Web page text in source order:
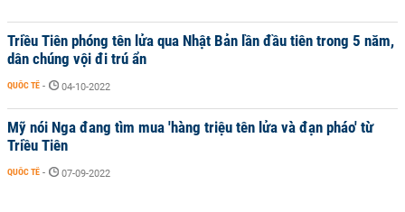
Triều Tiên phóng tên lửa qua Nhật Bản lần đầu tiên trong 5 năm,
dân chúng vội đi trú ẩn
QUỐC TẾ - 04-10-2022
Mỹ nói Nga đang tìm mua 'hàng triệu tên lửa và đạn pháo' từ
Triều Tiên
QUỐC TẾ - 07-09-2022